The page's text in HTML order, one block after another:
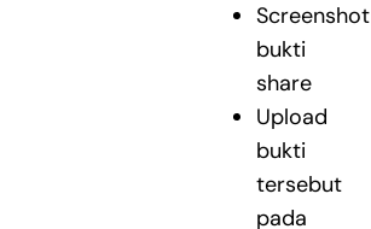
Screenshot
bukti
share
Upload
bukti
tersebut
pada